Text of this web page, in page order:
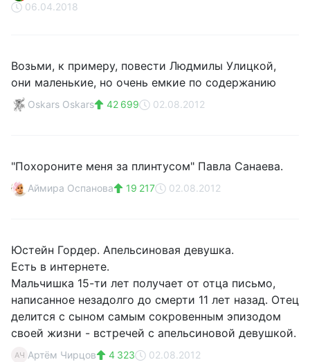
06.04.2018
Возьми, к примеру, повести Людмилы Улицкой,
они маленькие, но очень емкие по содержанию
Oskars Oskars 42 699 02.08.2012
"Похороните меня за плинтусом" Павла Санаева.
Аймира Оспанова 19 217 02.08.2012
Юстейн Гордер. Апельсиновая девушка.
Есть в интернете.
Мальчишка 15-ти лет получает от отца письмо,
написанное незадолго до смерти 11 лет назад. Отец
делится с сыном самым сокровенным эпизодом
своей жизни - встречей с апельсиновой девушкой.
АЧ Артём Чирцов 4 323 02.08.2012